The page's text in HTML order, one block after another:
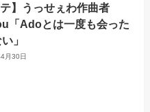
テ】うっせぇわ作曲者
「Adoとは一度も会った
」
月30日